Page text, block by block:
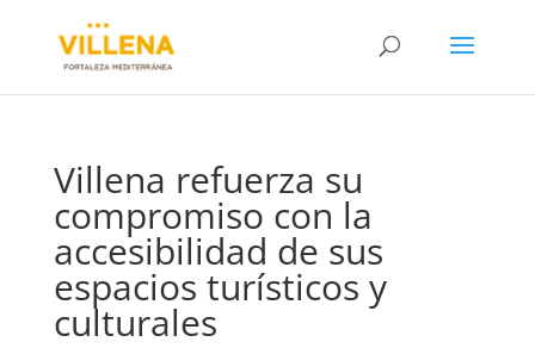
Villena refuerza su
compromiso con la
accesibilidad de sus
espacios turísticos y
culturales